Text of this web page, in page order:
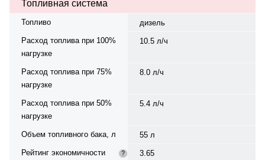
Топливная система
Топливо
дизель
Расход топлива при 100%
нагрузке
10.5 л/ч
Расход топлива при 75%
нагрузке
8.0 л/ч
Расход топлива при 50%
нагрузке
5.4 л/ч
Объем топливного бака, л
55 л
Рейтинг экономичности
? 3.65